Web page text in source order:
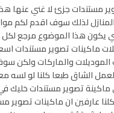
مستندات جزئ لا غني عنها
لذلك سوف اقدم لكم
هذا الموضوع مرجع لكل
ماكينات تصوير
الموديلات والماركات
العمل الشاق طبعا كلنا لو
تصوير مستندات
ان ماكينات تصوير